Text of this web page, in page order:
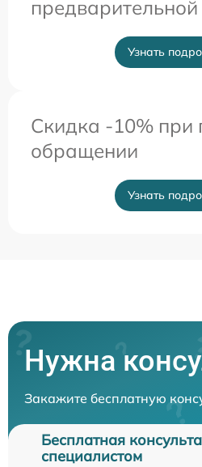
Узнать
Скидка -10% при
обращении
Узнать
Нужна
Закажите бесплатную
Бесплатная
специалистом